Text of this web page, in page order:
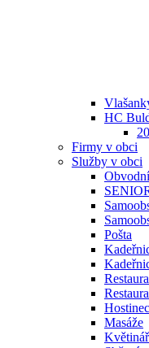
HC
Firmy v obci
Služby v obci
Pošta
Masáže